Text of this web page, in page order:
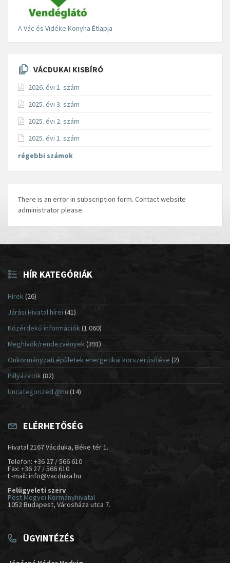
A Vác és Vidéke Konyha Étlapja
VÁCDUKAI KISBÍRÓ
2026. évi 1. szám
2025. évi 3. szám
2025. évi 2. szám
2025. évi 1. szám
régebbi számok
There is an error in subscription form. Contact website
administrator please.
HÍR KATEGÓRIÁK
Hírek(26)
Járási Hivatal hírei (41)
Közérdekű információk(1 060)
Meghívók/rendezvények (391)
Önkormányzati épületek energetikai korszerűsítése (2)
Pályázatok (82)
Uncategorized @hu (14)
ELÉRHETŐSÉG
Hivatal 2167 Vácduka, Béke tér 1.
Telefon: +36 27 / 566 610
Fax: +36 27 / 566 610
E-mail: info@vacduka.hu
Felügyeleti szerv
Pest Megyei Kormányhivatal
1052 Budapest, Városháza utca 7.
ÜGYINTÉZÉS